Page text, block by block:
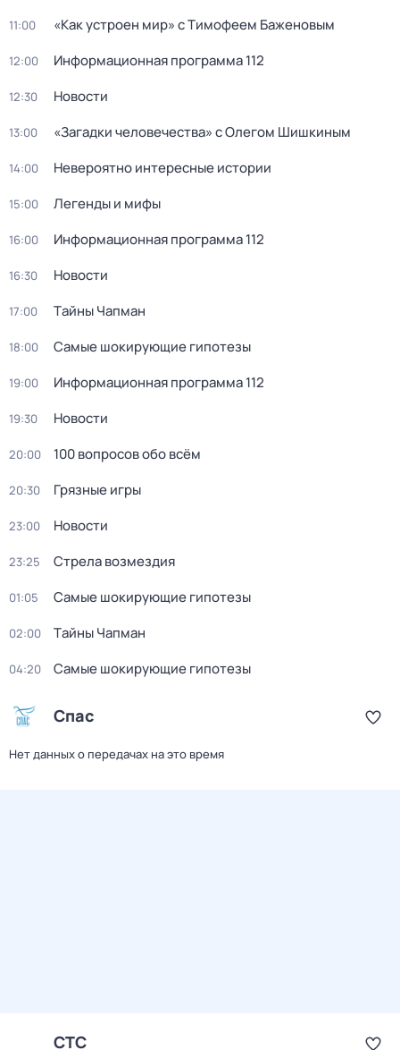
11:00 «Как устроен мир» с Тимофеем Баженовым
12:00 Информационная программа 112
12:30 Новости
13:00 «Загадки человечества» с Олегом Шишкиным
14:00 Невероятно интересные истории
15:00 Легенды и мифы
16:00 Информационная программа 112
16:30 Новости
17:00 Тaйны Чапман
18:00 Самые шoкиpующие гипотезы
19:00 Информационная программа 112
19:30 Новости
20:00 100 вопросов обо всём
20:30 Грязные игры
23:00 Новости
23:25 Стрела возмездия
01:05 Самые шoкиpующие гипотезы
02:00 Тaйны Чапман
04:20 Самые шoкиpующие гипотезы
Спас
Нет данных о передачах на это время
СТС